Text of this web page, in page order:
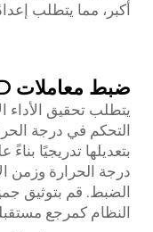
أكبر، مما يتطلب
ضبط معاملات PID بدقة
يتطلب تحقيق الأداء
بتعديلها تدريجيًا
درجة الحرارة وزمن
الضبط. قم بتوثيق
النظام كمرجع